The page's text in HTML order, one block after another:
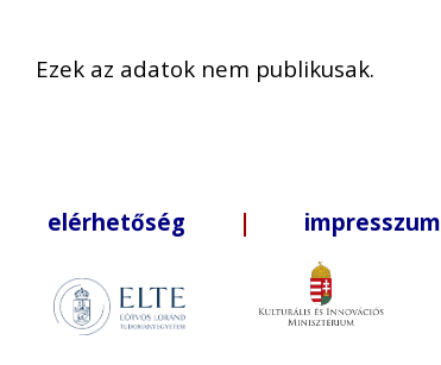
Ezek az adatok nem publikusak.
elérhetőség | impresszum